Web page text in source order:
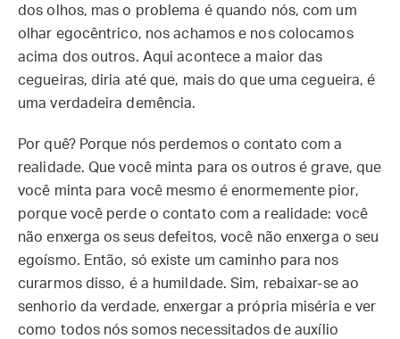
dos olhos, mas o problema é quando nós, com um
olhar egocêntrico, nos achamos e nos colocamos
acima dos outros. Aqui acontece a maior das
cegueiras, diria até que, mais do que uma cegueira, é
uma verdadeira demência.
Por quê? Porque nós perdemos o contato com a
realidade. Que você minta para os outros é grave, que
você minta para você mesmo é enormemente pior,
porque você perde o contato com a realidade: você
não enxerga os seus defeitos, você não enxerga o seu
egoísmo. Então, só existe um caminho para nos
curarmos disso, é a humildade. Sim, rebaixar-se ao
senhorio da verdade, enxergar a própria miséria e ver
como todos nós somos necessitados de auxílio